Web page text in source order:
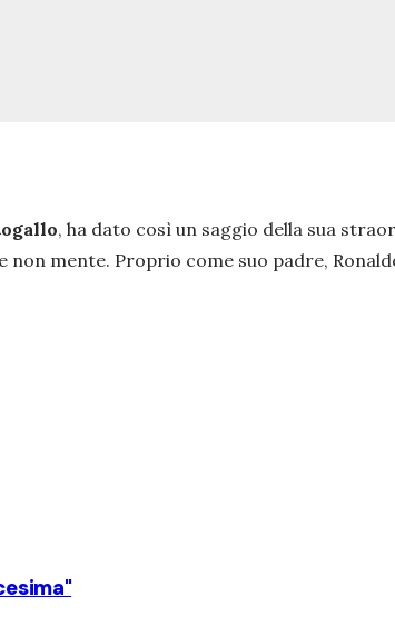
, ha dato così un saggio della sua
mente. Proprio come suo padre,